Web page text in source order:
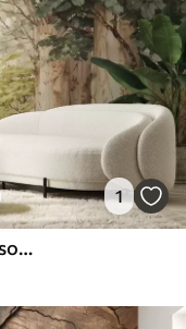
1
Sendero forestal entre majestuosos árboles en estilo acuarela